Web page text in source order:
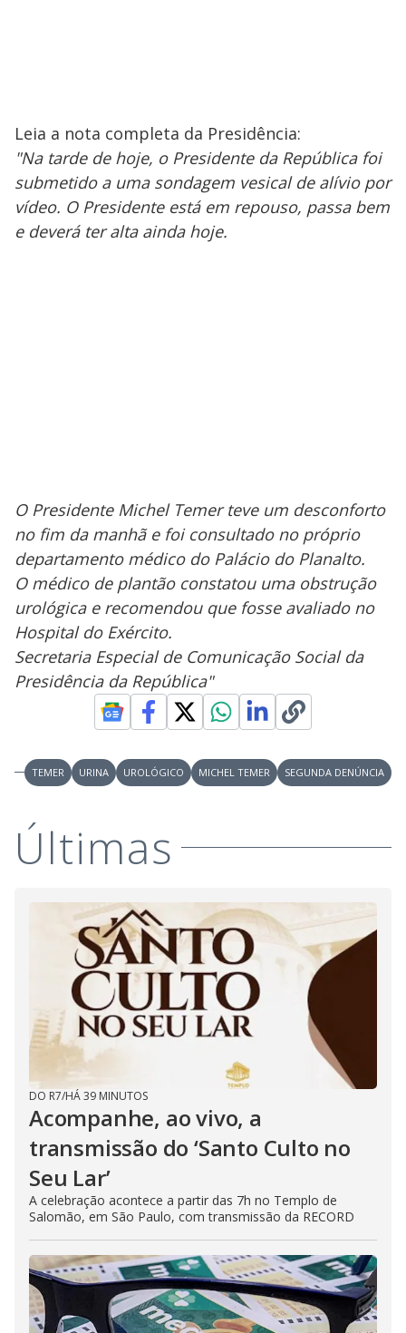
Leia a nota completa da Presidência:
"Na tarde de hoje, o Presidente da República foi
submetido a uma sondagem vesical de alívio por
vídeo. O Presidente está em repouso, passa bem
e deverá ter alta ainda hoje.
O Presidente Michel Temer teve um desconforto
no fim da manhã e foi consultado no próprio
departamento médico do Palácio do Planalto.
O médico de plantão constatou uma obstrução
urológica e recomendou que fosse avaliado no
Hospital do Exército.
Secretaria Especial de Comunicação Social da
Presidência da República"
TEMER URINA UROLÓGICO MICHEL TEMER SEGUNDA DENÚNCIA
Últimas
DO R7/HÁ 39 MINUTOS
Acompanhe, ao vivo, a
transmissão do ‘Santo Culto no
Seu Lar’
A celebração acontece a partir das 7h no Templo de
Salomão, em São Paulo, com transmissão da RECORD